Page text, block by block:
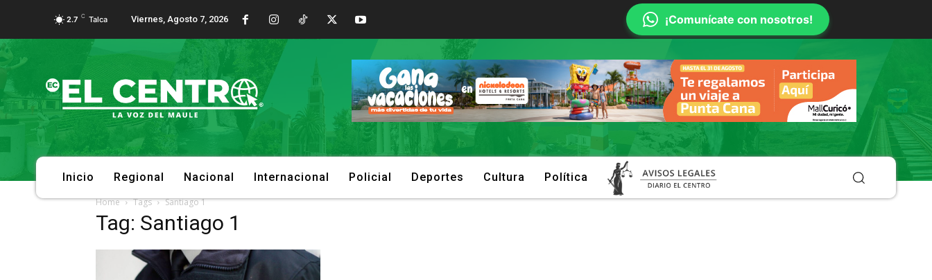
2.7 C Talca Viernes, Agosto 7, 2026 ¡Comunícate con nosotros!
Inicio Regional Nacional Internacional Policial Deportes Cultura Política
Home Tags Santiago 1
Tag: Santiago 1